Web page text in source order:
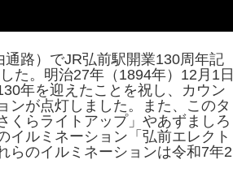
路）でJR弘前駅開業130周年記
た。明治27年（1894年）12月1日
年を迎えたことを祝し、カウン
ンが点灯しました。また、このタ
くらライトアップ」やあずましろ
イルミネーション「弘前エレクト
らのイルミネーションは令和7年2